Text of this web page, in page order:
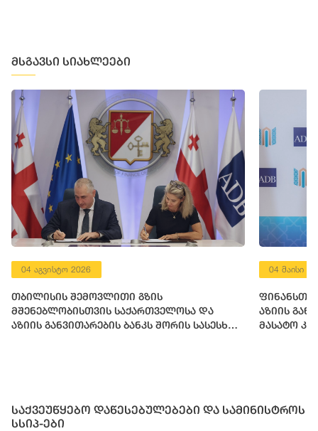
მსგავსი სიახლეები
04 აგვისტო 2026
თბილისის შემოვლითი გზის
მშენებლობისთვის საქართველოსა და
აზიის განვითარების ბანკს შორის სასესხო
04 მაისი
ფინანსთა
აზიის
მასატო
საქვეუწყებო დაწესებულებები და სამინისტროს
სსიპ-ები